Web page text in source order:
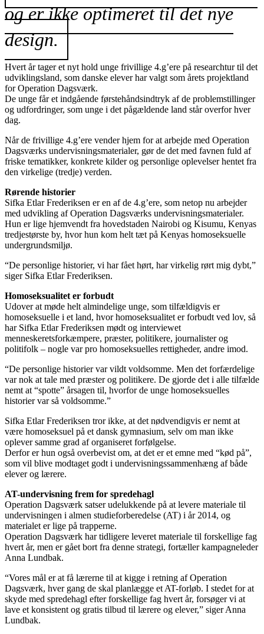
og er ikke optimeret til det nye
design.
Hvert år tager et nyt hold unge frivillige 4.g’ere på researchtur til det
udviklingsland, som danske elever har valgt som årets projektland
for Operation Dagsværk.
De unge får et indgående førstehåndsindtryk af de problemstillinger
og udfordringer, som unge i det pågældende land står overfor hver
dag.
Når de frivillige 4.g’ere vender hjem for at arbejde med Operation
Dagsværks undervisningsmaterialer, gør de det med favnen fuld af
friske tematikker, konkrete kilder og personlige oplevelser hentet fra
den virkelige (tredje) verden.
Rørende historier
Sifka Etlar Frederiksen er en af de 4.g’ere, som netop nu arbejder
med udvikling af Operation Dagsværks undervisningsmaterialer.
Hun er lige hjemvendt fra hovedstaden Nairobi og Kisumu, Kenyas
tredjestørste by, hvor hun kom helt tæt på Kenyas homoseksuelle
undergrundsmiljø.
“De personlige historier, vi har fået hørt, har virkelig rørt mig dybt,”
siger Sifka Etlar Frederiksen.
Homoseksualitet er forbudt
Udover at møde helt almindelige unge, som tilfældigvis er
homoseksuelle i et land, hvor homoseksualitet er forbudt ved lov, så
har Sifka Etlar Frederiksen mødt og interviewet
menneskeretsforkæmpere, præster, politikere, journalister og
politifolk – nogle var pro homoseksuelles rettigheder, andre imod.
“De personlige historier var vildt voldsomme. Men det forfærdelige
var nok at tale med præster og politikere. De gjorde det i alle tilfælde
nemt at “spotte” årsagen til, hvorfor de unge homoseksuelles
historier var så voldsomme.”
Sifka Etlar Frederiksen tror ikke, at det nødvendigvis er nemt at
være homoseksuel på et dansk gymnasium, selv om man ikke
oplever samme grad af organiseret forfølgelse.
Derfor er hun også overbevist om, at det er et emne med “kød på”,
som vil blive modtaget godt i undervisningssammenhæng af både
elever og lærere.
AT-undervisning frem for spredehagl
Operation Dagsværk satser udelukkende på at levere materiale til
undervisningen i almen studieforberedelse (AT) i år 2014, og
materialet er lige på trapperne.
Operation Dagsværk har tidligere leveret materiale til forskellige fag
hvert år, men er gået bort fra denne strategi, fortæller kampagneleder
Anna Lundbak.
“Vores mål er at få lærerne til at kigge i retning af Operation
Dagsværk, hver gang de skal planlægge et AT-forløb. I stedet for at
skyde med spredehagl efter forskellige fag hvert år, forsøger vi at
lave et konsistent og gratis tilbud til lærere og elever,” siger Anna
Lundbak.